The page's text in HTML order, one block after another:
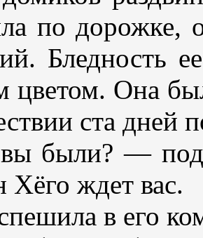
по дорожке,
Бледность
цветом. Она
ста дней
были? —
Хёго ждет вас.
в его